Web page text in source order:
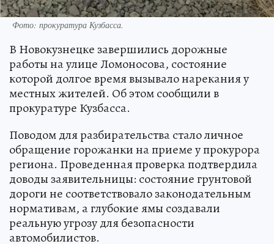
Фото: прокуратура Кузбасса.
В Новокузнецке завершились дорожные
работы на улице Ломоносова, состояние
которой долгое время вызывало нарекания у
местных жителей. Об этом сообщили в
прокуратуре Кузбасса.
Поводом для разбирательства стало личное
обращение горожанки на приеме у прокурора
региона. Проведенная проверка подтвердила
доводы заявительницы: состояние грунтовой
дороги не соответствовало законодательным
нормативам, а глубокие ямы создавали
реальную угрозу для безопасности
автомобилистов.